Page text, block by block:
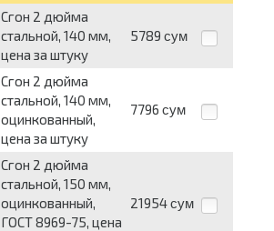
Сгон 2 дюйма
стальной, 140 мм,
цена за штуку
5789 сум
Сгон 2 дюйма
стальной, 140 мм,
оцинкованный,
цена за штуку
7796 сум
Сгон 2 дюйма
стальной, 150 мм,
оцинкованный,
ГОСТ 8969-75, цена
21954 сум